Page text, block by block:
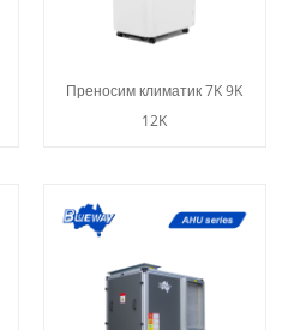
Преносим климатик 7K 9K
12K